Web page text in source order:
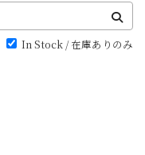
In Stock / 在庫ありのみ